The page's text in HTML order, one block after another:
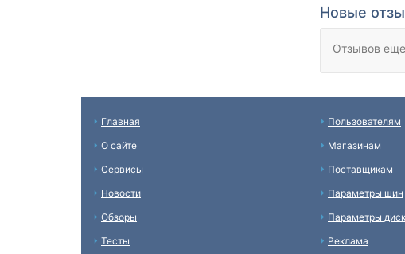
Новые
Отзывов
Главная
О сайте
Сервисы
Новости
Обзоры
Тесты
Пользователям
Магазинам
Поставщикам
Параметры шин
Параметры
Реклама